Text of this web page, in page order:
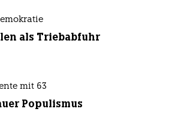
als Triebabfuhr
mit 63
Populismus